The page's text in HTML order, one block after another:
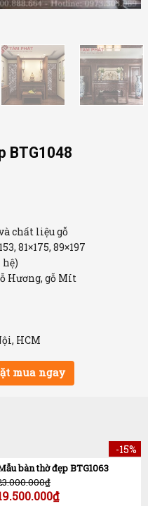
BTG1048
chất liệu gỗ
81×175, 89×197
Hương, gỗ Mít
HCM
mua ngay
-15%
bàn thờ đẹp BTG1063
₫
₫